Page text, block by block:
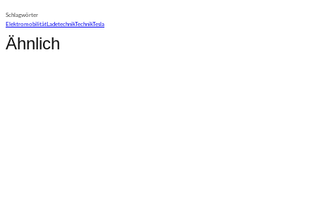
Schlagwörter
ElektromobilitätLadetechnikTechnikTesla
Ähnlich